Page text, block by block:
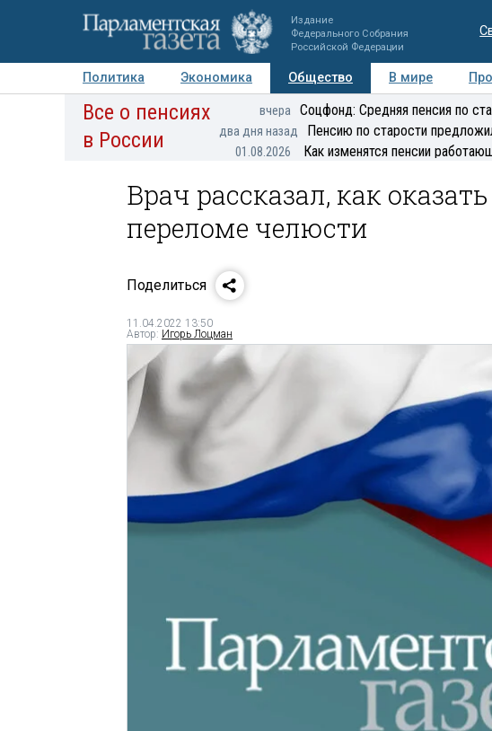
Издание
Федерального Собрания
Российской Федерации
Политика Экономика Общество В мире
Авторы Персоны Мнения Регионы
Все о пенсиях
в России
вчера Соцфонд: Средняя пенсия по
два дня назад Пенсию по старости
01.08.2026 Как изменятся пенсии
Врач рассказал, как
переломе челюсти
Поделиться
11.04.2022 13:50
Автор: Игорь Лоцман